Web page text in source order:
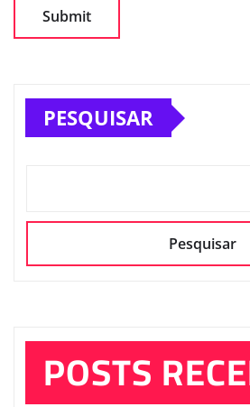
PESQUISAR
Pesquisar
POSTS